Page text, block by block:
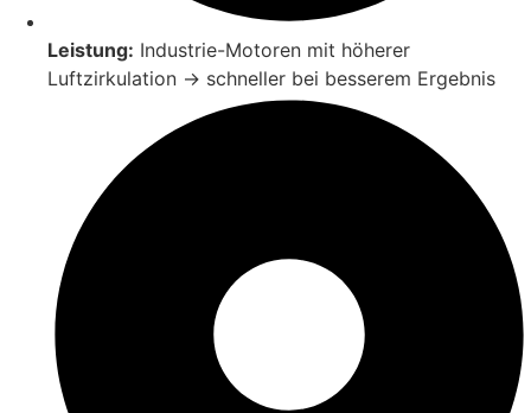
Leistung: Industrie-Motoren mit höherer
Luftzirkulation → schneller bei besserem Ergebnis